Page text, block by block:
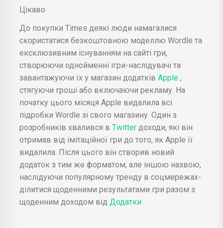
Цікаво
До покупки Times деякі люди намагалися
скористатися безкоштовною моделлю Wordle та
ексклюзивним існуванням на сайті гри,
створюючи однойменні ігри-наслідувачі та
завантажуючи їх у магазин додатків Apple ,
стягуючи гроші або включаючи рекламу. На
початку цього місяця Apple видалила всі
підробки Wordle зі свого магазину. Один з
розробників хвалився в Twitter доходи, які він
отримав від імітаційної гри до того, як Apple її
видалила. Після цього він створив новий
додаток з тим же форматом, але іншою назвою,
наслідуючи популярному тренду в соцмережах-
ділитися щоденними результатами гри разом з
щоденним доходом від Додатки